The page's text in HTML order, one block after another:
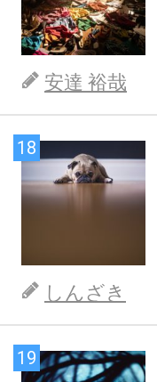
安達 裕哉
18
しんざき
19